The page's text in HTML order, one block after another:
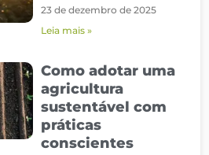
23 de dezembro de 2025
Leia mais »
Como adotar uma
agricultura
sustentável com
práticas
conscientes